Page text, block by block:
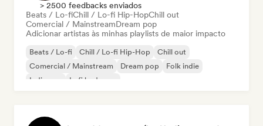
> 2500 feedbacks enviados
Beats / Lo-fiChill / Lo-fi Hip-HopChill out
Comercial / MainstreamDream pop
Adicionar artistas às minhas playlists de maior impacto
Beats / Lo-fi Chill / Lo-fi Hip-Hop
Chill out
Comercial / Mainstream
Dream pop
Folk indie
Indie pop
Lofi bedroom